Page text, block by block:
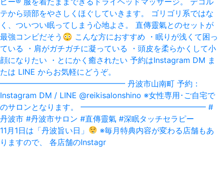
11月1日は「丹波旨い日」‪
‬ ※毎月特典内容が変わる店舗もあ
りますので、 各店舗のInstagr